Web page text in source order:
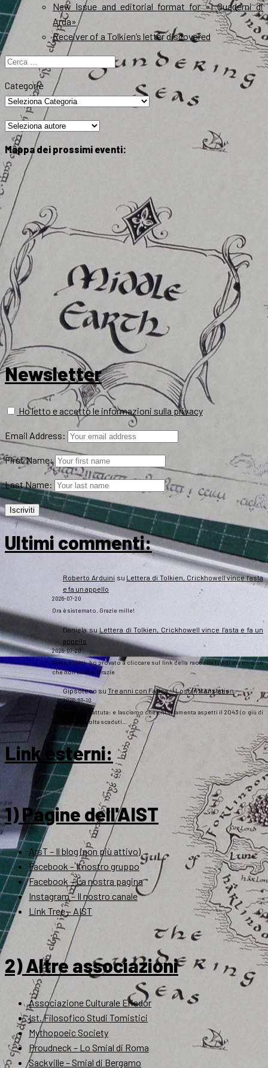
New Issue and editorial format for «I Quaderni di
Arda»
Receiver of a Tolkien’s letter discovered
Ricerca
Categorie
Mappa dei prossimi eventi:
Newsletter
Ho letto e accetto le informazioni sulla privacy
Email Address:
First Name:
Last Name:
Ultimi commenti:
Roberto Arduini su Lettera di Tolkien, Crickhowell vince l’asta
e fa un appello
2026-07-20
Ora è sistemato. Grazie mille!
Danielasu Lettera di Tolkien, Crickhowell vince l’asta e fa un
appello
2026-07-20
Salve a tutti, ho provato a cliccare sul link della raccolta fondi ma mi dice
che non esiste. Grazie
Gipsotecosu Tre anni con Fatica… Lost in translation
2026-07-10
Passatemi la battuta: e lasciamo che chi si lamenta aspetti il 2043 (o giù di
lì), così una volta scaduti…
Link esterni:
1) Pagine dell'AIST
ArsT – Il blog (non più attivo)
Facebook – Il nostro gruppo
Facebook – La nostra pagina
Instagram – Il nostro canale
Link Tree – AIST
2) Altre associazioni
Associazione Culturale Eriador
Ist. Filosofico Studi Tomistici
Mythopoeic Society
Proudneck – Lo Smial di Roma
Sackville – Smial di Bergamo